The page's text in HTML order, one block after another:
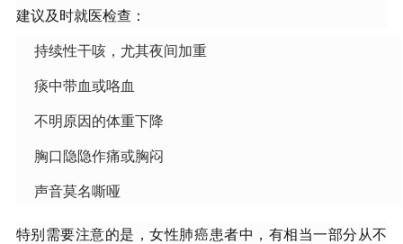
建议及时就医检查：
持续性干咳，尤其夜间加重
痰中带血或咯血
不明原因的体重下降
胸口隐隐作痛或胸闷
声音莫名嘶哑
特别需要注意的是，女性肺癌患者中，有相当一部分从不